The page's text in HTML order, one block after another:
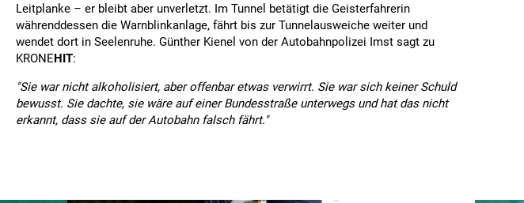
Leitplanke – er bleibt aber unverletzt. Im Tunnel betätigt die Geisterfahrerin
währenddessen die Warnblinkanlage, fährt bis zur Tunnelausweiche weiter und
wendet dort in Seelenruhe. Günther Kienel von der Autobahnpolizei Imst sagt zu
KRONEHIT:
"Sie war nicht alkoholisiert, aber offenbar etwas verwirrt. Sie war sich keiner Schuld
bewusst. Sie dachte, sie wäre auf einer Bundesstraße unterwegs und hat das nicht
erkannt, dass sie auf der Autobahn falsch fährt."